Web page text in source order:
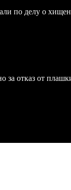
по делу о
за отказ от